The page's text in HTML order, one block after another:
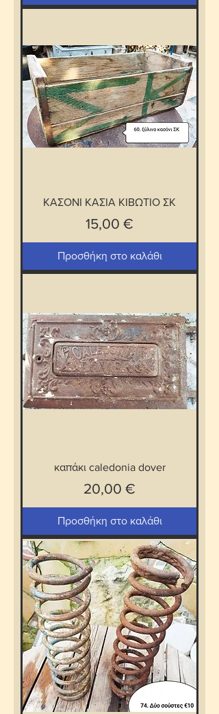
ΚΑΣΟΝΙ ΚΑΣΙΑ ΚΙΒΩΤΙΟ ΣΚ
Τιμή
15,00 €
Προσθήκη στο καλάθι
καπάκι caledonia dover
Τιμή
20,00 €
Προσθήκη στο καλάθι